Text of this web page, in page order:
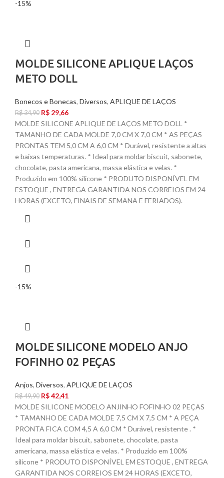
-15%
MOLDE SILICONE APLIQUE LAÇOS
METO DOLL
Bonecos e Bonecas, Diversos, APLIQUE DE LAÇOS
R$34,90 R$ 29,66
MOLDE SILICONE APLIQUE DE LAÇOS METO DOLL *
TAMANHO DE CADA MOLDE 7,0 CM X 7,0 CM * AS PEÇAS
PRONTAS TEM 5,0 CM A 6,0 CM * Durável, resistente a altas
e baixas temperaturas. * Ideal para moldar biscuit, sabonete,
chocolate, pasta americana, massa elástica e velas. *
Produzido em 100% silicone * PRODUTO DISPONÍVEL EM
ESTOQUE , ENTREGA GARANTIDA NOS CORREIOS EM 24
HORAS (EXCETO, FINAIS DE SEMANA E FERIADOS).
-15%
MOLDE SILICONE MODELO ANJO
FOFINHO 02 PEÇAS
Anjos, Diversos, APLIQUE DE LAÇOS
R$49,90 R$42,41
MOLDE SILICONE MODELO ANJINHO FOFINHO 02 PEÇAS
* TAMANHO DE CADA MOLDE 7,5 CM X 7,5 CM * A PEÇA
PRONTA FICA COM 4,5 A 6,0 CM * Durável, resistente . *
Ideal para moldar biscuit, sabonete, chocolate, pasta
americana, massa elástica e velas. * Produzido em 100%
silicone * PRODUTO DISPONÍVEL EM ESTOQUE , ENTREGA
GARANTIDA NOS CORREIOS EM 24 HORAS (EXCETO,